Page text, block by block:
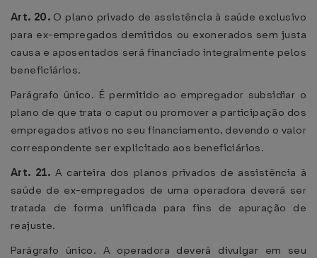
Art. 20. O plano privado de assistência à saúde exclusivo
para ex-empregados demitidos ou exonerados sem justa
causa e aposentados será financiado integralmente pelos
beneficiários.
Parágrafo único. É permitido ao empregador subsidiar o
plano de que trata o caput ou promover a participação dos
empregados ativos no seu financiamento, devendo o valor
correspondente ser explicitado aos beneficiários.
Art. 21. A carteira dos planos privados de assistência à
saúde de ex-empregados de uma operadora deverá ser
tratada de forma unificada para fins de apuração de
reajuste.
Parágrafo único. A operadora deverá divulgar em seu